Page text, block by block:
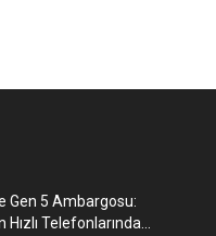
Gen 5 Ambargosu:
Telefonlarında...